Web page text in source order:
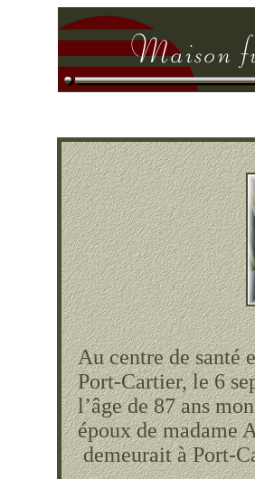
Au centre de santé
Port-Cartier, le 6
l’âge de 87 ans
époux de madame
demeurait à Port-